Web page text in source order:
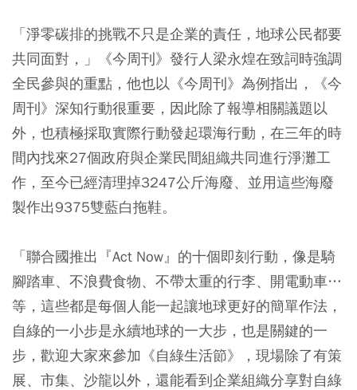
「淨零碳排的挑戰不只是企業的責任，地球公民都要
共同面對，」《今周刊》發行人梁永煌在致詞時強調
全民參與的重點，他也以《今周刊》為例指出，《今
周刊》深知行動很重要，因此除了報導相關議題以
外，也積極採取實際行動發起環海行動，在三年的時
間內找來27個政府與企業民間組織共同進行淨灘工
作，至今已經清理掉3247公斤海廢、並用這些海廢
製作出9375雙藍白拖鞋。
「聯合國推出『Act Now』的十個即刻行動，像是騎
腳踏車、不浪費食物、不帶太重的行李、開電動車…
等，這些都是每個人能一起讓地球更好的簡單作法，
自綠的一小步是永續地球的一大步，也是關鍵的一
步，歡迎大家來參加《自綠生活節》，現場除了有策
展、市集、沙龍以外，還能看到企業組織分享對自綠